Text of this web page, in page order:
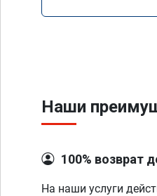
Наши
100% возврат
На наши услуги